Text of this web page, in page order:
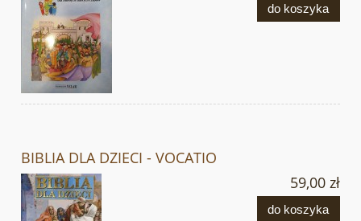
do koszyka
BIBLIA DLA DZIECI - VOCATIO
59,00 zł
do koszyka